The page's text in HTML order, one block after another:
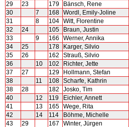
29
23 179 Bänsch, Rene
30
7 168 Wordl, Emily-Joline
31
8 104 Witt, Florentine
32
24 105 Braun, Justin
33
9 166 Werner, Annika
34
25 178 Karger, Silvio
35
26 162 Strauß, Silvio
36
10 102 Richter, Jette
37
27 129 Hollmann, Stefan
38
11 108 Scharfe, Kathrin
38
28 182 Josko, Tim
40
12 119 Eichler, Annett
41
13 165 Wege, Rita
42
14 114 Böhme, Michelle
43
29 167 Winter, Jürgen